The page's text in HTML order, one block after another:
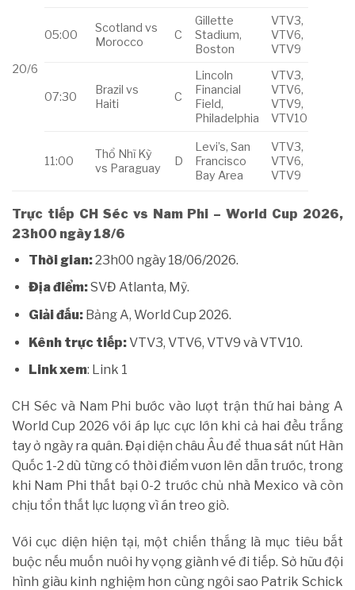
20/6
05:00
Scotland vs
Morocco
C
Gillette
Stadium,
Boston
VTV3,
VTV6,
VTV9
07:30
Brazil vs
Haiti
C
Lincoln
Financial
Field,
Philadelphia
VTV3,
VTV6,
VTV9,
VTV10
11:00
Thổ Nhĩ Kỳ
vs Paraguay
D
Levi’s, San
Francisco
Bay Area
VTV3,
VTV6,
VTV9
Trực tiếp CH Séc vs Nam Phi – World Cup 2026,
23h00 ngày 18/6
Thời gian:23h00 ngày 18/06/2026.
Địa điểm:SVĐ Atlanta, Mỹ.
Giải đấu:Bảng A, World Cup 2026.
Kênh trực tiếp:VTV3, VTV6, VTV9 và VTV10.
Link xem: Link 1
CH Séc và Nam Phi bước vào lượt trận thứ hai bảng A
World Cup 2026 với áp lực cực lớn khi cả hai đều trắng
tay ở ngày ra quân. Đại diện châu Âu để thua sát nút Hàn
Quốc 1-2 dù từng có thời điểm vươn lên dẫn trước, trong
khi Nam Phi thất bại 0-2 trước chủ nhà Mexico và còn
chịu tổn thất lực lượng vì án treo giò.
Với cục diện hiện tại, một chiến thắng là mục tiêu bắt
buộc nếu muốn nuôi hy vọng giành vé đi tiếp. Sở hữu đội
hình giàu kinh nghiệm hơn cùng ngôi sao Patrik Schick